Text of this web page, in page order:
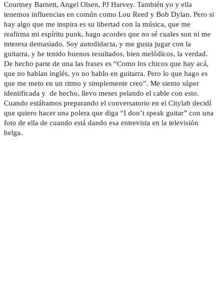
Courtney Barnett, Angel Olsen, PJ Harvey. También yo y ella
tenemos influencias en común como Lou Reed y Bob Dylan. Pero si
hay algo que me inspira es su libertad con la música, que me
reafirma mi espíritu punk, hago acordes que no sé cuales son ni me
interesa demasiado. Soy autodidacta, y me gusta jugar con la
guitarra, y he tenido buenos resultados, bien melódicos, la verdad.
De hecho parte de una las frases es “Como los chicos que hay acá,
que no hablan inglés, yo no hablo en guitarra. Pero lo que hago es
que me meto en un ritmo y simplemente creo”. Me siento súper
identificada y de hecho, llevo meses pelando el cable con esto.
Cuando estábamos preparando el conversatorio en el Citylab decidí
que quiero hacer una polera que diga “I don’t speak guitar” con una
foto de ella de cuando está dando esa entrevista en la televisión
belga.